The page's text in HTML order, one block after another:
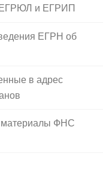
ЕГРЮЛ и ЕГРИП
ЕГРН об
в адрес
материалы ФНС